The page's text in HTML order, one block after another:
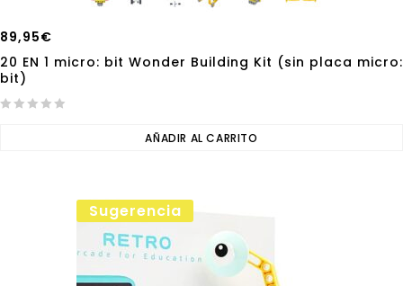
89,95€
20 EN 1 micro: bit Wonder Building Kit (sin placa micro:
bit)
AÑADIR AL CARRITO
Sugerencia